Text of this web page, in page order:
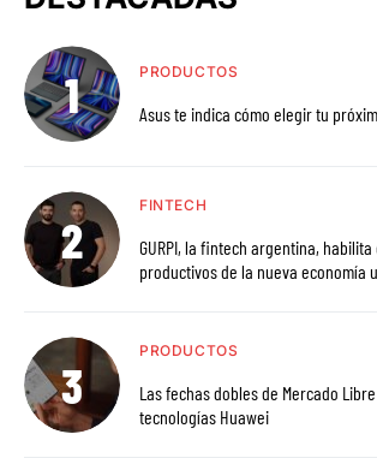
PRODUCTOS
Asus te indica cómo elegir tu
FINTECH
GURPI, la fintech argentina, habilita el acceso a activos
productivos de la nueva economía
PRODUCTOS
Las fechas dobles de Mercado
tecnologías Huawei